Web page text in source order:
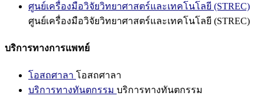
ศูนย์เครื่องมือวิจัยวิทยาศาสตร์และเทคโนโลยี (STREC)
ศูนย์เครื่องมือวิจัยวิทยาศาสตร์และเทคโนโลยี (STREC)
บริการทางการแพทย์
โอสถศาลา โอสถศาลา
บริการทางทันตกรรม บริการทางทันตกรรม